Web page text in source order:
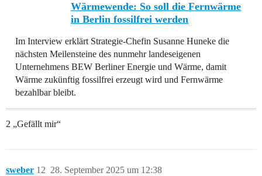
Wärmewende: So soll die Fernwärme
in Berlin fossilfrei werden
Im Interview erklärt Strategie-Chefin Susanne Huneke die
nächsten Meilensteine des nunmehr landeseigenen
Unternehmens BEW Berliner Energie und Wärme, damit
Wärme zukünftig fossilfrei erzeugt wird und Fernwärme
bezahlbar bleibt.
2 „Gefällt mir“
sweber 28. September 2025 um 12:38
12